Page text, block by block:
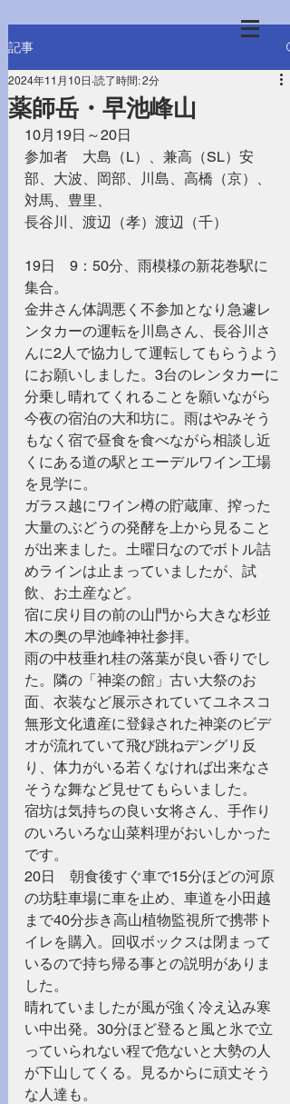
記事
薬師岳・早池峰山
2024年11月10日 読了時間: 2分
10月19日～20日
参加者　大島（L）、兼高（SL）安
部、大波、岡部、川島、高橋（京）、
対馬、豊里、
長谷川、渡辺（孝）渡辺（千）
19日　9：50分、雨模様の新花巻駅に
集合。
金井さん体調悪く不参加となり急遽レ
ンタカーの運転を川島さん、長谷川さ
んに2人で協力して運転してもらうよう
にお願いしました。3台のレンタカーに
分乗し晴れてくれることを願いながら
今夜の宿泊の大和坊に。雨はやみそう
もなく宿で昼食を食べながら相談し近
くにある道の駅とエーデルワイン工場
を見学に。
ガラス越にワイン樽の貯蔵庫、搾った
大量のぶどうの発酵を上から見ること
が出来ました。土曜日なのでボトル詰
めラインは止まっていましたが、試
飲、お土産など。
宿に戻り目の前の山門から大きな杉並
木の奥の早池峰神社参拝。
雨の中枝垂れ桂の落葉が良い香りでし
た。隣の「神楽の館」古い大祭のお
面、衣装など展示されていてユネスコ
無形文化遺産に登録された神楽のビデ
オが流れていて飛び跳ねデングリ反
り、体力がいる若くなければ出来なさ
そうな舞など見せてもらいました。
宿坊は気持ちの良い女将さん、手作り
のいろいろな山菜料理がおいしかった
です。
20日　朝食後すぐ車で15分ほどの河原
の坊駐車場に車を止め、車道を小田越
まで40分歩き高山植物監視所で携帯ト
イレを購入。回収ボックスは閉まって
いるので持ち帰る事との説明がありま
した。
晴れていましたが風が強く冷え込み寒
い中出発。30分ほど登ると風と氷で立
っていられない程で危ないと大勢の人
が下山してくる。見るからに頑丈そう
な人達も。